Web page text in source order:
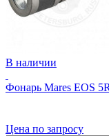
В наличии
Фонарь Mares EOS
Цена по запросу